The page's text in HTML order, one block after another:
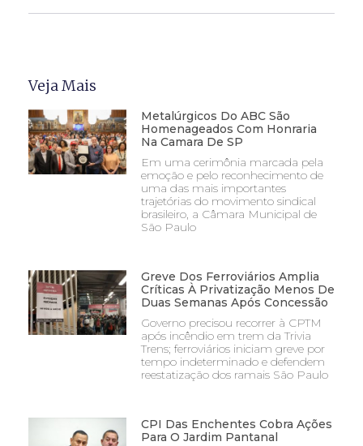
Veja Mais
Metalúrgicos Do ABC São
Homenageados Com Honraria
Na Camara De SP
Em uma cerimônia marcada pela
emoção e pelo reconhecimento de
uma das mais importantes
trajetórias do movimento sindical
brasileiro, a Câmara Municipal de
São Paulo
Greve Dos Ferroviários Amplia
Críticas À Privatização Menos De
Duas Semanas Após Concessão
Governo precisou recorrer à CPTM
após incêndio em trem da Trivia
Trens; ferroviários iniciam greve por
tempo indeterminado e defendem
reestatização dos ramais São Paulo
CPI Das Enchentes Cobra Ações
Para O Jardim Pantanal